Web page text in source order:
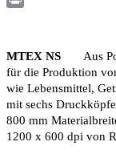
MTEX NS Aus
für die Produktion
wie Lebensmittel,
mit sechs
800 mm
1200 x 600 dpi von